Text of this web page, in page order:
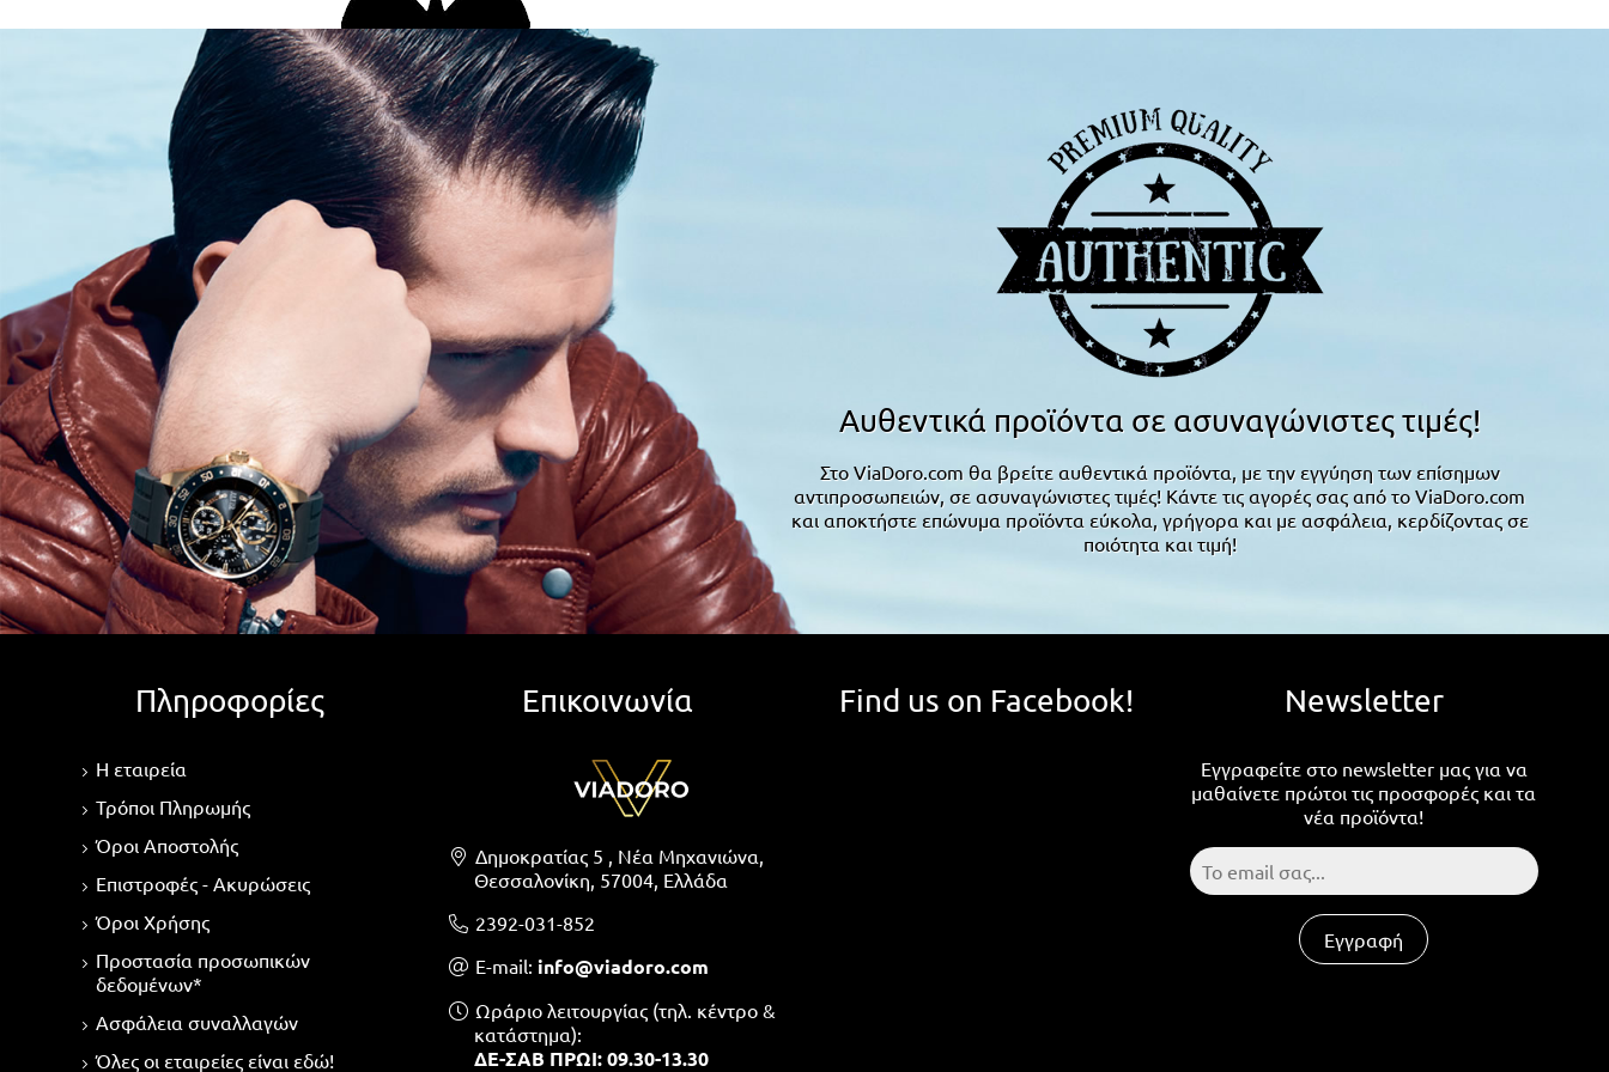
Αυθεντικά προϊόντα σε ασυναγώνιστες τιμές!
Στο ViaDoro.com θα βρείτε αυθεντικά προϊόντα, με την εγγύηση των επίσημων
αντιπροσωπειών, σε ασυναγώνιστες τιμές! Κάντε τις αγορές σας από το ViaDoro.com
και αποκτήστε επώνυμα προϊόντα εύκολα, γρήγορα και με ασφάλεια, κερδίζοντας σε
ποιότητα και τιμή!
Πληροφορίες
Η εταιρεία
Τρόποι Πληρωμής
Όροι Αποστολής
Επιστροφές - Ακυρώσεις
Όροι Χρήσης
Προστασία προσωπικών
δεδομένων*
Ασφάλεια συναλλαγών
Όλες οι εταιρείες είναι εδώ!
Επικοινωνία
Δημοκρατίας 5 , Νέα Μηχανιώνα,
Θεσσαλονίκη, 57004, Ελλάδα
2392-031-852
Ε-mail: info@viadoro.com
Ωράριο λειτουργίας (τηλ. κέντρο &
κατάστημα):
ΔΕ-ΣΑΒ ΠΡΩΙ: 09.30-13.30
Find us on Facebook! Newsletter
Εγγραφείτε στο newsletter μας για να
μαθαίνετε πρώτοι τις προσφορές και τα
νέα προϊόντα!
Εγγραφή